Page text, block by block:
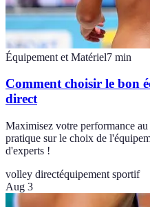
Équipement et Matériel7 min
Comment choisir le bon
direct
Maximisez votre performance
pratique sur le choix de
d'experts !
volley directéquipement sportif
Aug 3